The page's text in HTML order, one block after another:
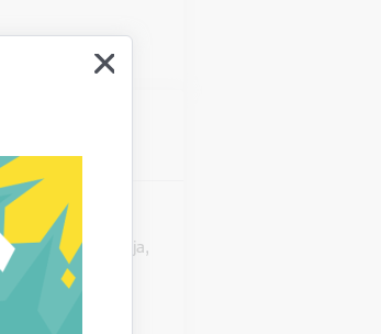
19.30 komēdija,
angļu